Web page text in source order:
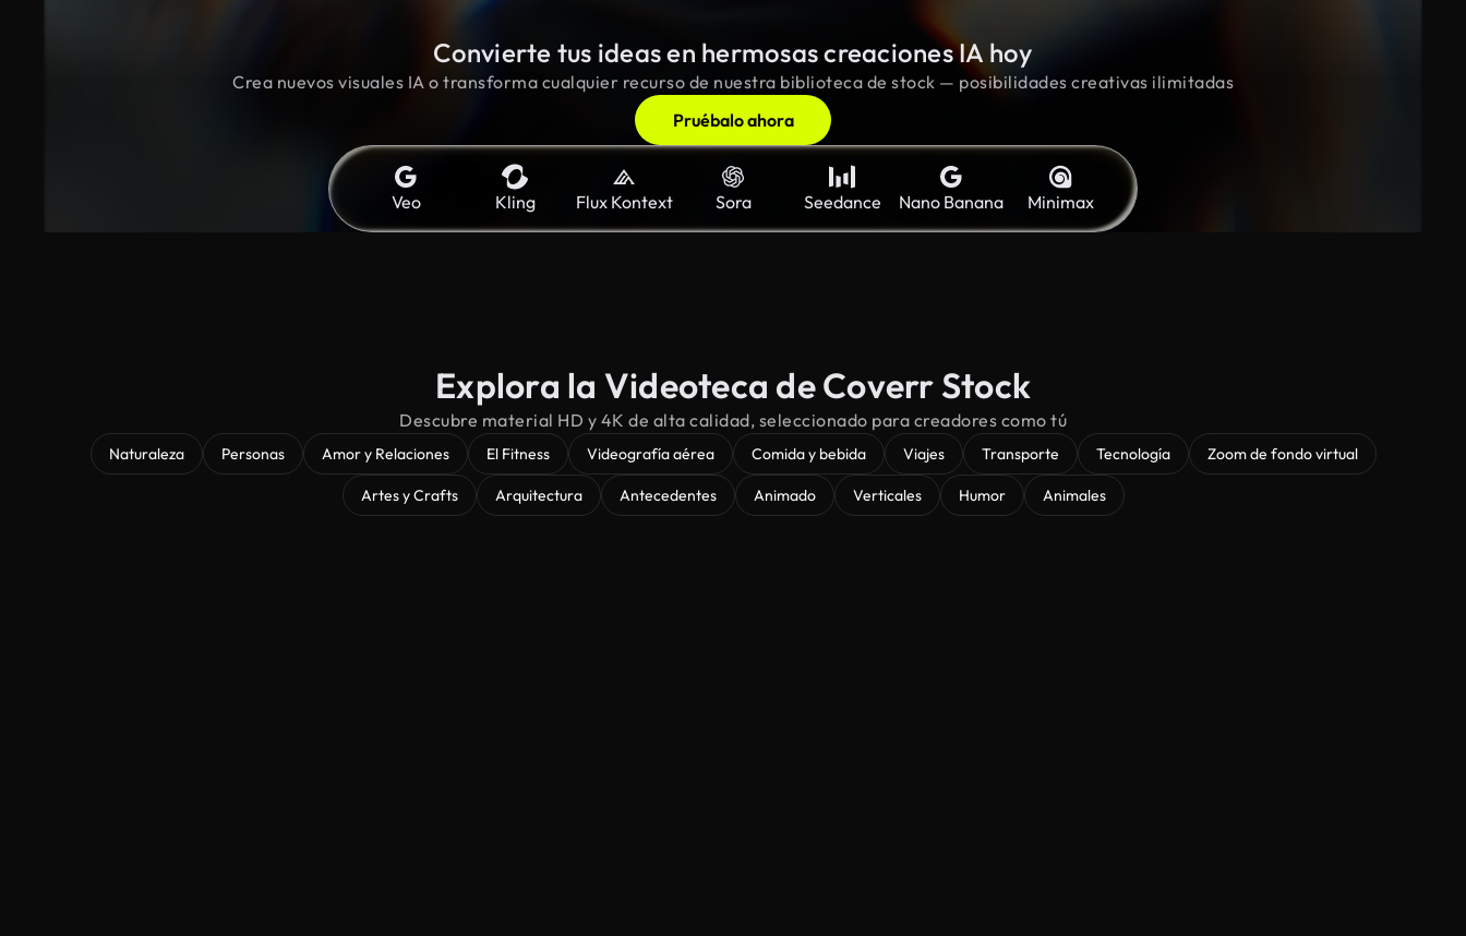
Convierte tus ideas en hermosas creaciones IA hoy
Crea nuevos visuales IA o transforma cualquier recurso de nuestra biblioteca de stock — posibilidades creativas ilimitadas
Pruébalo ahora
Veo Kling Flux Kontext Sora Seedance Nano Banana Minimax
Explora la Videoteca de Coverr Stock
Descubre material HD y 4K de alta calidad, seleccionado para creadores como tú
Naturaleza Personas Amor y Relaciones El Fitness Videografía aérea Comida y bebida Viajes Transporte Tecnología Zoom de fondo virtual
Artes y Crafts Arquitectura Antecedentes Animado Verticales Humor Animales